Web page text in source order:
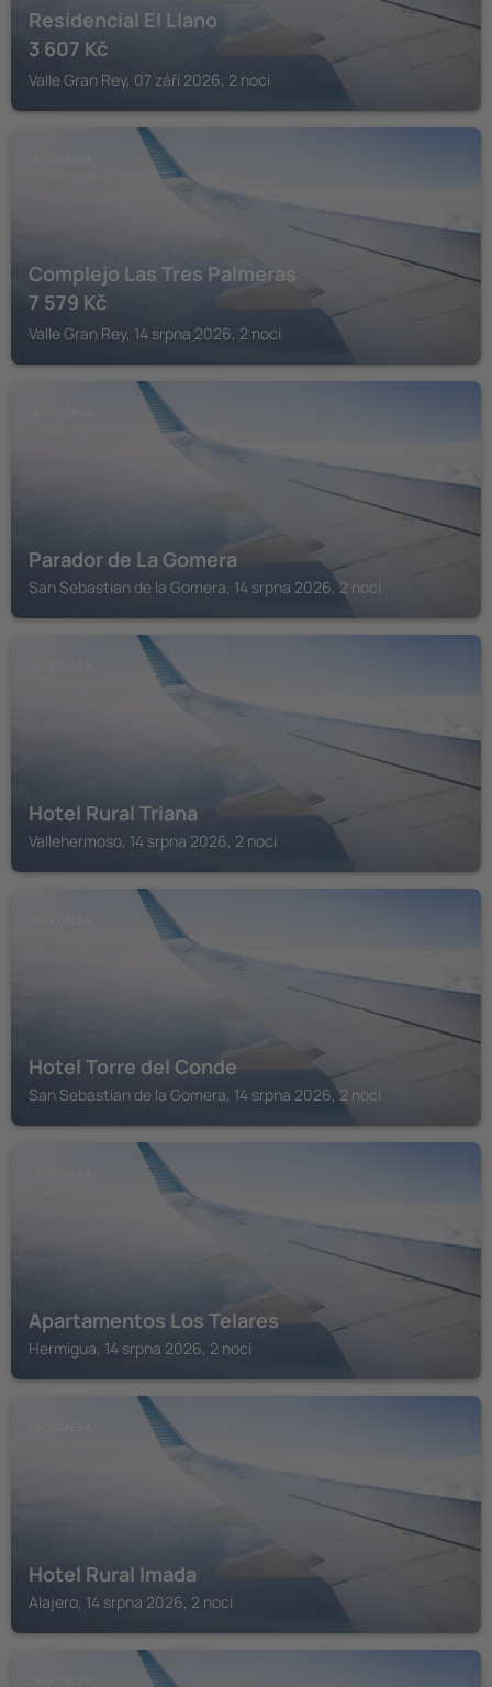
Residencial El Llano
3 607 Kč
Valle Gran Rey, 07 září 2026, 2 noci
Complejo Las Tres Palmeras
7 579 Kč
Valle Gran Rey, 14 srpna 2026, 2 noci
Parador de La Gomera
San Sebastian de la Gomera, 14 srpna 2026, 2 noci
Hotel Rural Triana
Vallehermoso, 14 srpna 2026, 2 noci
Hotel Torre del Conde
San Sebastian de la Gomera, 14 srpna 2026, 2 noci
Apartamentos Los Telares
Hermigua, 14 srpna 2026, 2 noci
Hotel Rural Imada
Alajero, 14 srpna 2026, 2 noci